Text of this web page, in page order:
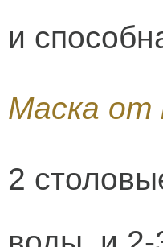
и
Маска от
2